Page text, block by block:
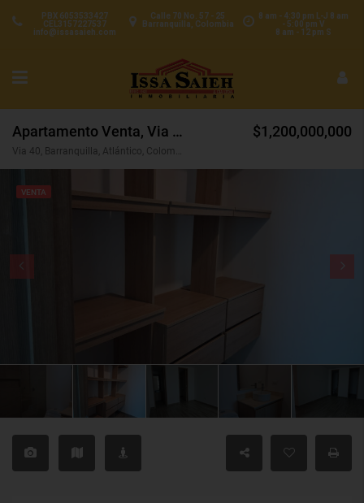
8 am - 4:30 pm L-J 8 am
- 5:00 pm V
8 am - 12 pm S
Calle 70 No. 57 - 25
Barranquilla, Colombia
PBX 6053533427
CEL3157227537
info@issasaieh.com
Apartamento Venta, Via 40, Barranquilla (32269)
Via 40, Barranquilla, Atlántico, Colombia
$1,200,000,000
VENTA